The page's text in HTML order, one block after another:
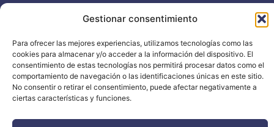
Gestionar consentimiento
Para ofrecer las mejores experiencias, utilizamos tecnologías como las
cookies para almacenar y/o acceder a la información del dispositivo. El
consentimiento de estas tecnologías nos permitirá procesar datos como el
comportamiento de navegación o las identificaciones únicas en este sitio.
No consentir o retirar el consentimiento, puede afectar negativamente a
ciertas características y funciones.
Contacta